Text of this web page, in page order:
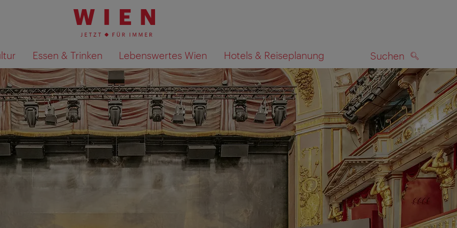
Essen & Trinken Lebenswertes Wien Hotels & Reiseplanung Suchen
Suchergebnisse auf Karte anzeigen SUCHEN